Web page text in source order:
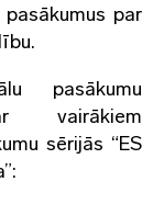
par
pasākumu
vairākiem
sērijās “ES